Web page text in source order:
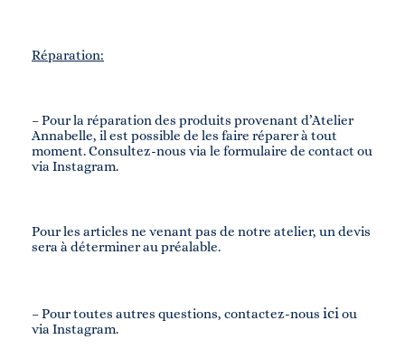
Réparation:
– Pour la réparation des produits provenant d’Atelier
Annabelle, il est possible de les faire réparer à tout
moment. Consultez-nous via le formulaire de contact ou
via Instagram.
Pour les articles ne venant pas de notre atelier, un devis
sera à déterminer au préalable.
– Pour toutes autres questions, contactez-nous iciou
via Instagram.